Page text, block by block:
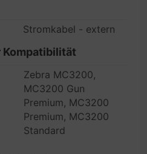
Stromkabel - extern
Kompatibilität
Zebra MC3200,
MC3200 Gun
Premium, MC3200
Premium, MC3200
Standard